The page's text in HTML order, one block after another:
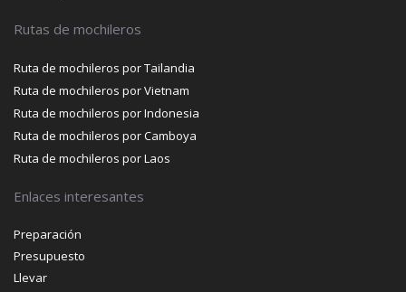
Rutas de mochileros
Ruta de mochileros por Tailandia
Ruta de mochileros por Vietnam
Ruta de mochileros por Indonesia
Ruta de mochileros por Camboya
Ruta de mochileros por Laos
Enlaces interesantes
Preparación
Presupuesto
Llevar